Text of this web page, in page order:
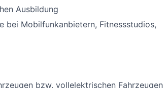
Ausbildung
Mobilfunkanbietern, Fitnessstudios,
bzw. vollelektrischen Fahrzeugen